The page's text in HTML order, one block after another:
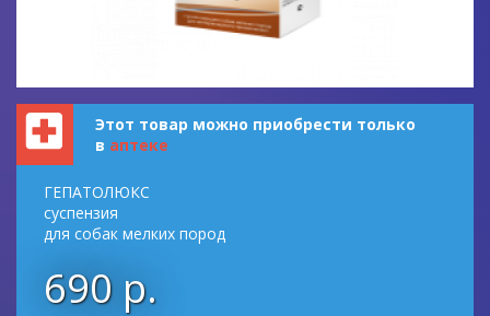
Этот товар можно приобрести только
в аптеке
ГЕПАТОЛЮКС
суспензия
для собак мелких пород
690 р.